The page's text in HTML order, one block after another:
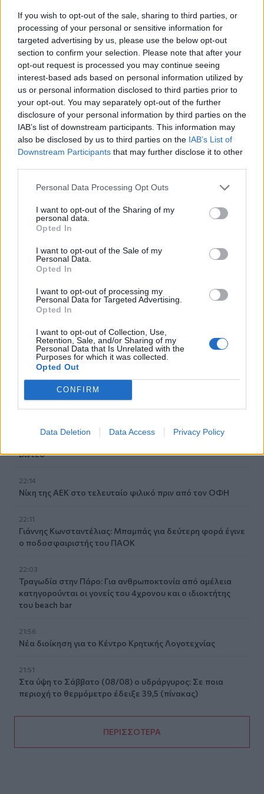
If you wish to opt-out of the sale, sharing to third parties, or
processing of your personal or sensitive information for
targeted advertising by us, please use the below opt-out
section to confirm your selection. Please note that after your
opt-out request is processed you may continue seeing
interest-based ads based on personal information utilized by
us or personal information disclosed to third parties prior to
your opt-out. You may separately opt-out of the further
disclosure of your personal information by third parties on the
IAB’s list of downstream participants. This information may
also be disclosed by us to third parties on the IAB’s List of
Downstream Participants that may further disclose it to other
Personal Data Processing Opt Outs
I want to opt-out of the Sharing of my
personal data.
Opted In
I want to opt-out of the Sale of my
Personal Data.
Opted In
I want to opt-out of processing my
Personal Data for Targeted Advertising.
Opted In
I want to opt-out of Collection, Use,
Retention, Sale, and/or Sharing of my
Personal Data that Is Unrelated with the
Purposes for which it was collected.
Opted Out
CONFIRM
Data Deletion Data Access Privacy Policy
Τουρισμός: Με θετικό πρόσημο έως τώρα, παρά τα
σκαμπανεβάσματα, η χρονιά
23:15
Ιταλία-Ισπανία: Κλιμακώνεται η σύγκρουση για τη
Συνθήκη Σένγκεν
23:09
Σοβαρό τροχαίο στο Λαγονήσι: Αυτοκίνητο
συγκρούστηκε με μηχανή αστυνομικών της ΔΙΑΣ - Δείτε
βίντεο
22:59
οφείλεται στην παρουσία Τούρκων στρατιωτών»
22:53
Διακινούσαν ναρκωτικά στην Πανεπιστημιούπολη του
22:45
Λιθίνες
Ιωάννα Τούνη: Στο νοσοκομείο με τροφική δηλητηρίαση η
influencer
22:32
Νέο χτύπημα στα Στενά του Ορμούζ: Βλήμα έπληξε
πλοίο κοντά στο Khasab του Ομάν
Παράνοια σε γάμο στη Μαδέρα: Νόμιζαν ότι
Βίντεο
22:14
Nίκη της ΑΕΚ στο τελευταίο φιλικό πριν από τον ΟΦΗ
22:11
Γιάννης Κωνσταντέλιας: Μπαμπάς για δεύτερη φορά έγινε
ο ποδοσφαιριστής του ΠΑΟΚ
22:03
Τραγωδία στην Πάρο: Για ανθρωποκτονία από αμέλεια
κατηγορούνται οι γονείς του 4χρονου και ο ιδιοκτήτης
του beach bar
21:56
Νέα διοίκηση για το Κέντρο Κρητικής Λογοτεχνίας
21:51
Στα ύψη το Σάββατο (08/08) ο υδράργυρος: Σε ποια
περιοχή το θερμόμετρο έδειξε 39,5 (πίνακας)
ΠΕΡΙΣΣΟΤΕΡΑ